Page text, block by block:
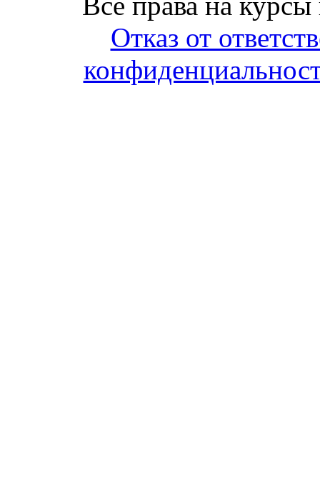
Отказ от